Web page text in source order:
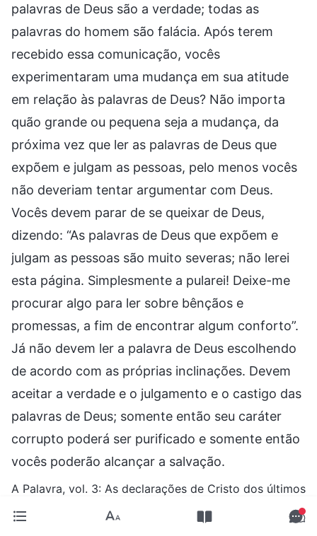
palavras de Deus são a verdade; todas as
palavras do homem são falácia. Após terem
recebido essa comunicação, vocês
experimentaram uma mudança em sua atitude
em relação às palavras de Deus? Não importa
quão grande ou pequena seja a mudança, da
próxima vez que ler as palavras de Deus que
expõem e julgam as pessoas, pelo menos vocês
não deveriam tentar argumentar com Deus.
Vocês devem parar de se queixar de Deus,
dizendo: “As palavras de Deus que expõem e
julgam as pessoas são muito severas; não lerei
esta página. Simplesmente a pularei! Deixe-me
procurar algo para ler sobre bênçãos e
promessas, a fim de encontrar algum conforto”.
Já não devem ler a palavra de Deus escolhendo
de acordo com as próprias inclinações. Devem
aceitar a verdade e o julgamento e o castigo das
palavras de Deus; somente então seu caráter
corrupto poderá ser purificado e somente então
vocês poderão alcançar a salvação.
A Palavra, vol. 3: As declarações de Cristo dos últimos
dias, “A importância de buscar a verdade e a senda
dessa busca”